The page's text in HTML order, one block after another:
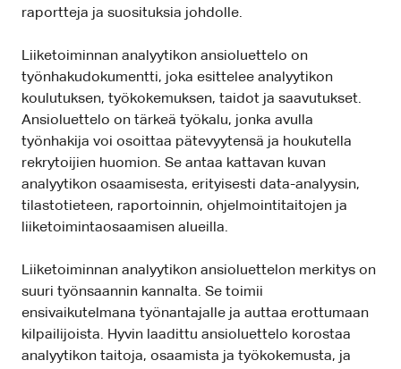
raportteja ja suosituksia johdolle.
Liiketoiminnan analyytikon ansioluettelo on
työnhakudokumentti, joka esittelee analyytikon
koulutuksen, työkokemuksen, taidot ja saavutukset.
Ansioluettelo on tärkeä työkalu, jonka avulla
työnhakija voi osoittaa pätevyytensä ja houkutella
rekrytoijien huomion. Se antaa kattavan kuvan
analyytikon osaamisesta, erityisesti data-analyysin,
tilastotieteen, raportoinnin, ohjelmointitaitojen ja
liiketoimintaosaamisen alueilla.
Liiketoiminnan analyytikon ansioluettelon merkitys on
suuri työnsaannin kannalta. Se toimii
ensivaikutelmana työnantajalle ja auttaa erottumaan
kilpailijoista. Hyvin laadittu ansioluettelo korostaa
analyytikon taitoja, osaamista ja työkokemusta, ja